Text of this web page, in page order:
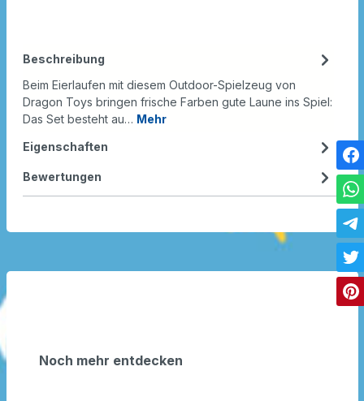
Beschreibung
Beim Eierlaufen mit diesem Outdoor-Spielzeug von
Dragon Toys bringen frische Farben gute Laune ins Spiel:
Das Set besteht au… Mehr
Eigenschaften
Bewertungen
Noch mehr entdecken